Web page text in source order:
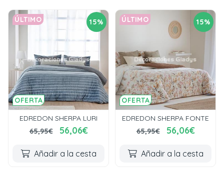
15%
OFERTA
ÚLTIMO
EDREDON SHERPA LURI
65,95€
56,06€
Añadir a la cesta
15%
OFERTA
ÚLTIMO
EDREDON SHERPA FONTE
65,95€
56,06€
Añadir a la cesta